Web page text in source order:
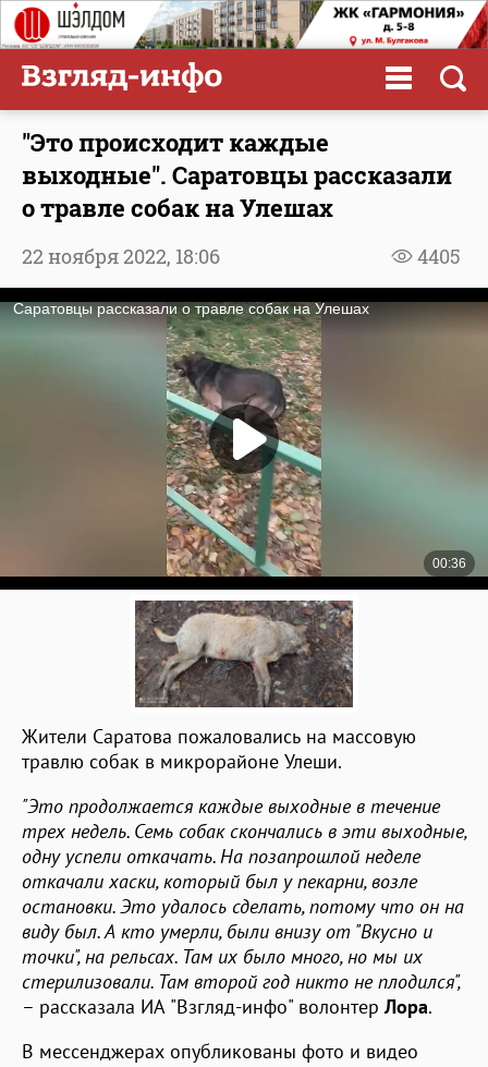
"Это происходит каждые
выходные". Саратовцы рассказали
о травле собак на Улешах
4405
22 ноября 2022, 18:06
Жители Саратова пожаловались на массовую
травлю собак в микрорайоне Улеши.
"Это продолжается каждые выходные в течение
трех недель. Семь собак скончались в эти выходные,
одну успели откачать. На позапрошлой неделе
откачали хаски, который был у пекарни, возле
остановки. Это удалось сделать, потому что он на
виду был. А кто умерли, были внизу от "Вкусно и
точки", на рельсах. Там их было много, но мы их
стерилизовали. Там второй год никто не плодился",
– рассказала ИА "Взгляд-инфо" волонтерЛора.
В мессенджерах опубликованы фото и видео